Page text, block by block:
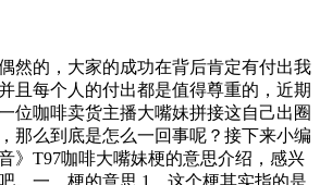
然的，大家的成功在背后肯定有付出我
且每个人的付出都是值得尊重的，近期
位咖啡卖货主播大嘴妹拼接这自己出圈
那么到底是怎么一回事呢？接下来小编
》T97咖啡大嘴妹梗的意思介绍，感兴